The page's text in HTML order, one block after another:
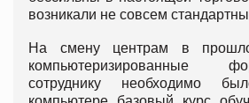
возникали не совсем
На смену центрам в
компьютеризированные
сотруднику необходимо